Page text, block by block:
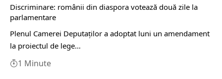
Discriminare: românii din diaspora votează două zile la
parlamentare
Plenul Camerei Deputaţilor a adoptat luni un amendament
la proiectul de lege…
1 Minute